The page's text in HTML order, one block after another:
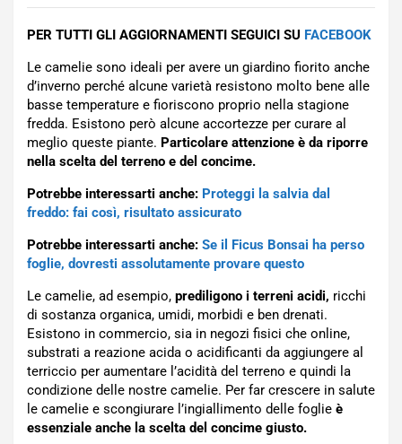
PER TUTTI GLI AGGIORNAMENTI SEGUICI SU FACEBOOK
Le camelie sono ideali per avere un giardino fiorito anche
d’inverno perché alcune varietà resistono molto bene alle
basse temperature e fioriscono proprio nella stagione
fredda. Esistono però alcune accortezze per curare al
meglio queste piante. Particolare attenzione è da riporre
nella scelta del terreno e del concime.
Potrebbe interessarti anche: Proteggi la salvia dal
freddo: fai così, risultato assicurato
Potrebbe interessarti anche: Se il Ficus Bonsai ha perso
foglie, dovresti assolutamente provare questo
Le camelie, ad esempio, prediligono i terreni acidi, ricchi
di sostanza organica, umidi, morbidi e ben drenati.
Esistono in commercio, sia in negozi fisici che online,
substrati a reazione acida o acidificanti da aggiungere al
terriccio per aumentare l’acidità del terreno e quindi la
condizione delle nostre camelie. Per far crescere in salute
le camelie e scongiurare l’ingiallimento delle foglie è
essenziale anche la scelta del concime giusto.